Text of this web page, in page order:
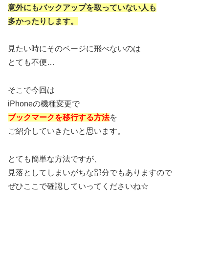
意外にもバックアップを取っていない人も
多かったりします。
見たい時にそのページに飛べないのは
とても不便…
そこで今回は
iPhoneの機種変更で
ブックマークを移行する方法を
ご紹介していきたいと思います。
とても簡単な方法ですが、
見落としてしまいがちな部分でもありますので
ぜひここで確認していってくださいね☆